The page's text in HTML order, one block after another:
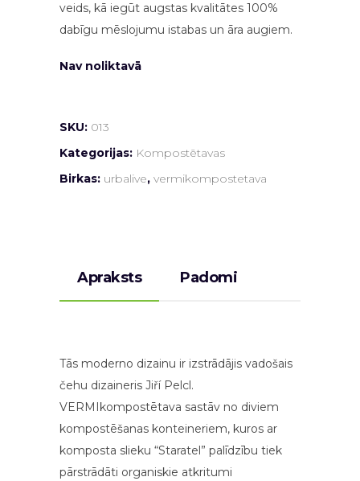
veids, kā iegūt augstas kvalitātes 100%
dabīgu mēslojumu istabas un āra augiem.
Nav noliktavā
SKU: 013
Kategorijas: Kompostētavas
Birkas: urbalive, vermikompostetava
Apraksts Padomi
Tās moderno dizainu ir izstrādājis vadošais
čehu dizaineris Jiří Pelcl.
VERMIkompostētava sastāv no diviem
kompostēšanas konteineriem, kuros ar
komposta slieku “Staratel” palīdzību tiek
pārstrādāti organiskie atkritumi